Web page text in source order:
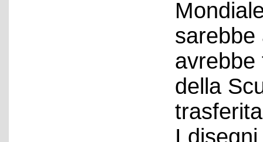
sarebbe
avrebbe
della
I